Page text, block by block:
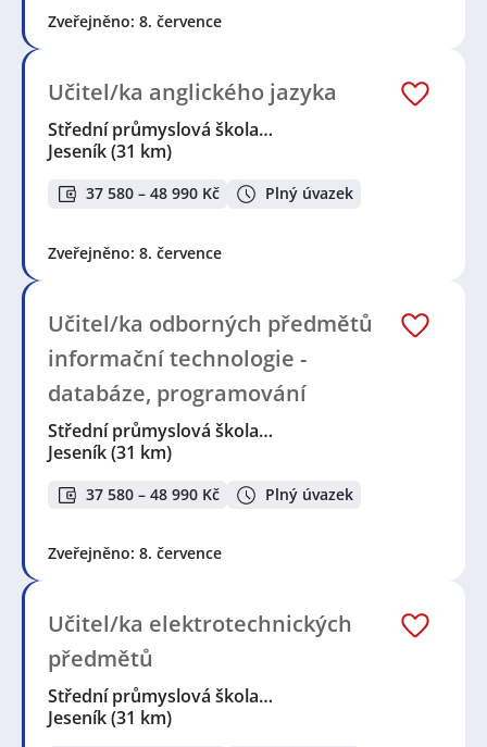
Zveřejněno: 8. července
Učitel/ka anglického jazyka
Střední průmyslová škola…
Jeseník(31 km)
37 580 – 48 990 Kč Plný úvazek
Zveřejněno: 8. července
Učitel/ka odborných předmětů
informační technologie -
databáze, programování
Střední průmyslová škola…
Jeseník(31 km)
37 580 – 48 990 Kč Plný úvazek
Zveřejněno: 8. července
Učitel/ka elektrotechnických
předmětů
Střední průmyslová škola…
Jeseník(31 km)